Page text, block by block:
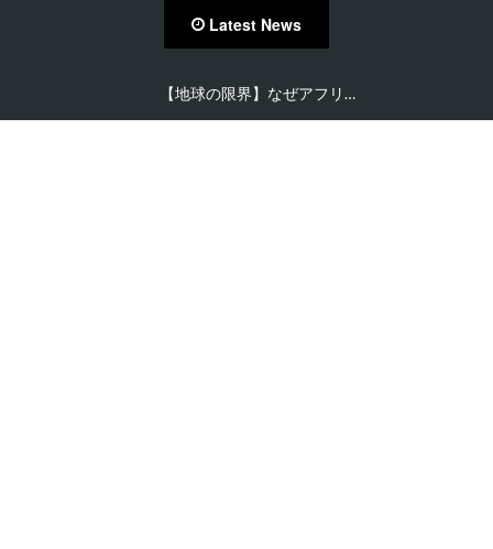
Latest News
【地球の限界】なぜアフリ…